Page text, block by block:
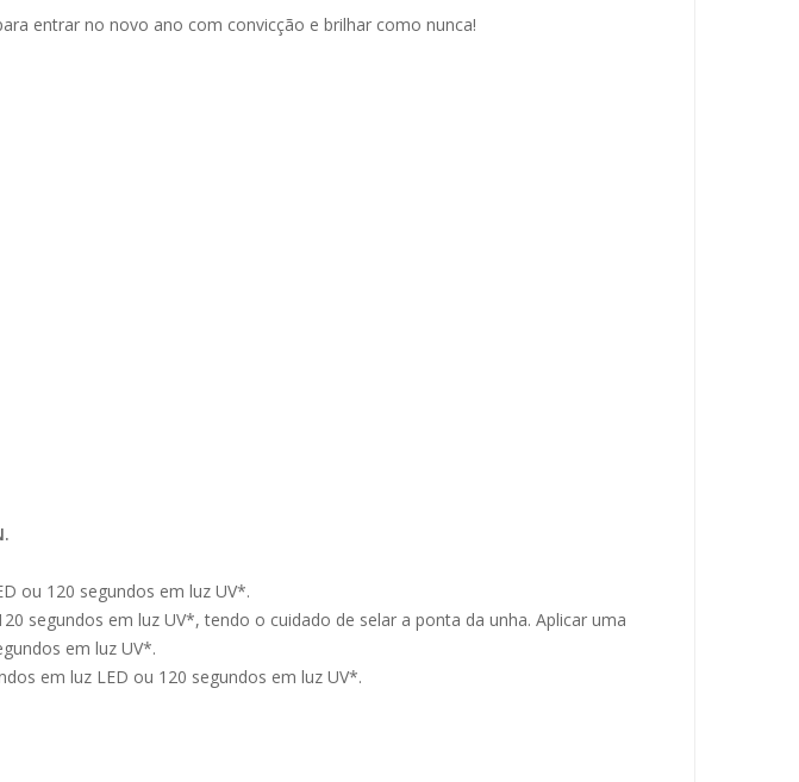
entrar no novo ano com convicção e brilhar como nunca!
ou 120 segundos em luz UV*.
segundos em luz UV*, tendo o cuidado de selar a ponta da unha. Aplicar uma
em luz UV*.
em luz LED ou 120 segundos em luz UV*.